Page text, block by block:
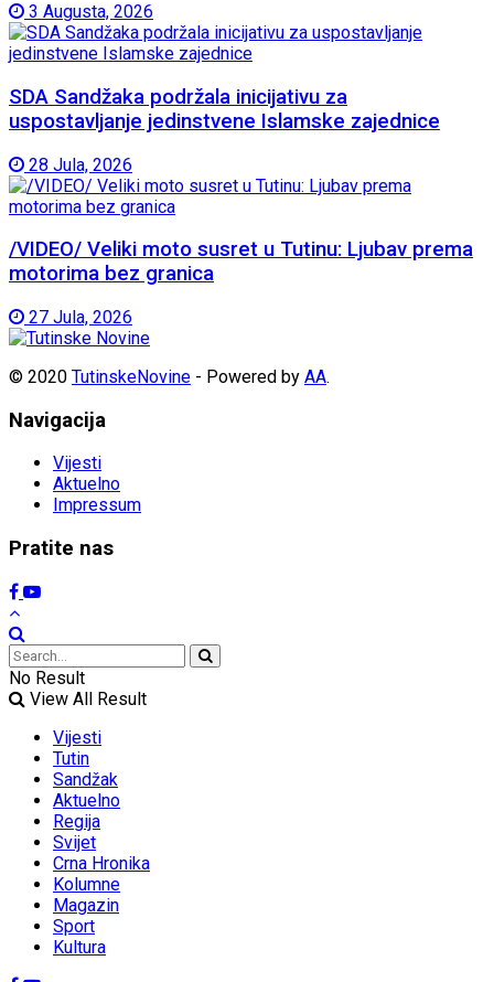
3 Augusta, 2026
SDA Sandžaka podržala inicijativu za
uspostavljanje jedinstvene Islamske zajednice
28 Jula, 2026
/VIDEO/ Veliki moto susret u Tutinu: Ljubav prema
motorima bez granica
27 Jula, 2026
© 2020 TutinskeNovine - Powered by AA.
Navigacija
Vijesti
Aktuelno
Impressum
Pratite nas
No Result
View All Result
Vijesti
Tutin
Sandžak
Aktuelno
Regija
Svijet
Crna Hronika
Kolumne
Magazin
Sport
Kultura